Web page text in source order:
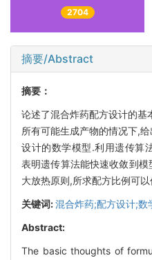
2704
摘要/Abstract
摘要：
论述了混合炸药配方设计的
所有可能生成产物的情况下,
设计的数学模型.利用遗传算
表明遗传算法能快速收敛到
大放热原则,所求配方比例可
关键词:混合炸药;配方设计;数
Abstract:
The basic thoughts of